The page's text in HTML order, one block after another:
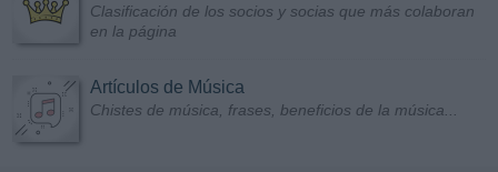
Clasificación de los socios y socias que más colaboran
en la página
Artículos de Música
Chistes de música, frases, beneficios de la música...